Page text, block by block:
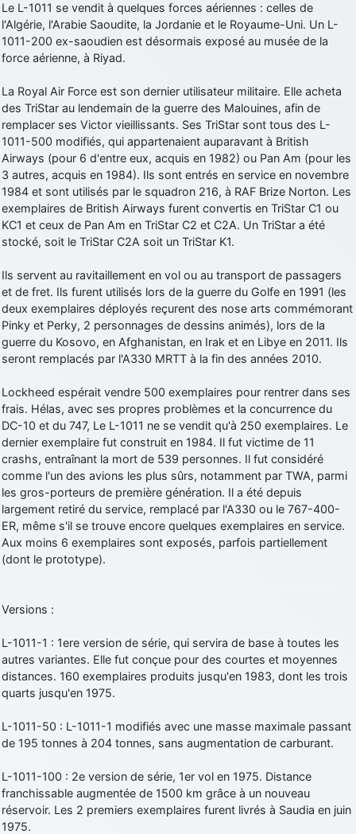
Le L-1011 se vendit à quelques forces aériennes : celles de
l'Algérie, l'Arabie Saoudite, la Jordanie et le Royaume-Uni. Un L-
1011-200 ex-saoudien est désormais exposé au musée de la
force aérienne, à Riyad.
La Royal Air Force est son dernier utilisateur militaire. Elle acheta
des TriStar au lendemain de la guerre des Malouines, afin de
remplacer ses Victor vieillissants. Ses TriStar sont tous des L-
1011-500 modifiés, qui appartenaient auparavant à British
Airways (pour 6 d'entre eux, acquis en 1982) ou Pan Am (pour les
3 autres, acquis en 1984). Ils sont entrés en service en novembre
1984 et sont utilisés par le squadron 216, à RAF Brize Norton. Les
exemplaires de British Airways furent convertis en TriStar C1 ou
KC1 et ceux de Pan Am en TriStar C2 et C2A. Un TriStar a été
stocké, soit le TriStar C2A soit un TriStar K1.
Ils servent au ravitaillement en vol ou au transport de passagers
et de fret. Ils furent utilisés lors de la guerre du Golfe en 1991 (les
deux exemplaires déployés reçurent des nose arts commémorant
Pinky et Perky, 2 personnages de dessins animés), lors de la
guerre du Kosovo, en Afghanistan, en Irak et en Libye en 2011. Ils
seront remplacés par l'A330 MRTT à la fin des années 2010.
Lockheed espérait vendre 500 exemplaires pour rentrer dans ses
frais. Hélas, avec ses propres problèmes et la concurrence du
DC-10 et du 747, Le L-1011 ne se vendit qu'à 250 exemplaires. Le
dernier exemplaire fut construit en 1984. Il fut victime de 11
crashs, entraînant la mort de 539 personnes. Il fut considéré
comme l'un des avions les plus sûrs, notamment par TWA, parmi
les gros-porteurs de première génération. Il a été depuis
largement retiré du service, remplacé par l'A330 ou le 767-400-
ER, même s'il se trouve encore quelques exemplaires en service.
Aux moins 6 exemplaires sont exposés, parfois partiellement
(dont le prototype).
Versions :
L-1011-1 : 1ere version de série, qui servira de base à toutes les
autres variantes. Elle fut conçue pour des courtes et moyennes
distances. 160 exemplaires produits jusqu'en 1983, dont les trois
quarts jusqu'en 1975.
L-1011-50 : L-1011-1 modifiés avec une masse maximale passant
de 195 tonnes à 204 tonnes, sans augmentation de carburant.
L-1011-100 : 2e version de série, 1er vol en 1975. Distance
franchissable augmentée de 1500 km grâce à un nouveau
réservoir. Les 2 premiers exemplaires furent livrés à Saudia en juin
1975.